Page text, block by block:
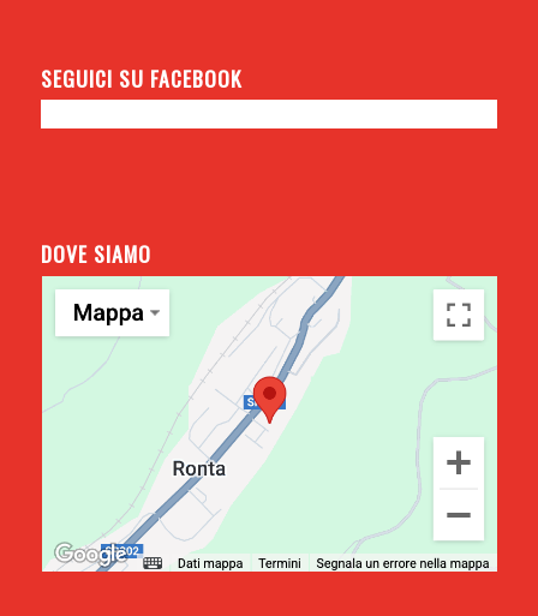
SEGUICI SU FACEBOOK
DOVE SIAMO